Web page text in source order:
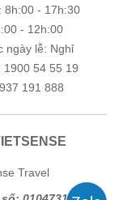
8h:00 - 17h:30
- 12h:00
ngày lễ: Nghỉ
54 55 19
191 888
Travel